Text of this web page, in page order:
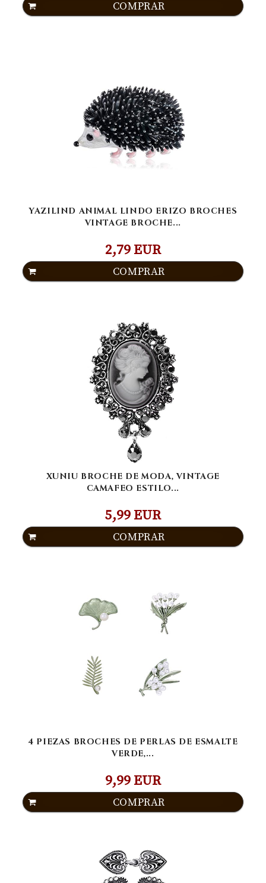
COMPRAR
YAZILIND ANIMAL LINDO ERIZO BROCHES
VINTAGE BROCHE...
2,79 EUR
COMPRAR
XUNIU BROCHE DE MODA, VINTAGE
CAMAFEO ESTILO...
5,99 EUR
COMPRAR
4 PIEZAS BROCHES DE PERLAS DE ESMALTE
VERDE,...
9,99 EUR
COMPRAR